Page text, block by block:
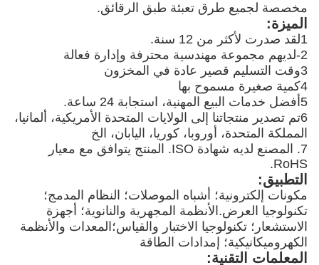
مخصصة لجميع طرق تعبئة طبق الرقائق.
الميزة:
1لقد صدرت لأكثر من 12 سنة.
2-لديهم مجموعة مهندسية محترفة وإدارة فعالة
3وقت التسليم قصير عادة في المخزون
4كمية صغيرة مسموح بها
5أفضل خدمات البيع المهنية، استجابة 24 ساعة.
6تم تصدير منتجاتنا إلى الولايات المتحدة الأمريكية، ألمانيا،
المملكة المتحدة، أوروبا، كوريا، اليابان، الخ
7. المصنع لديه شهادة ISO. المنتج يتوافق مع معيار
RoHS.
التطبيق:
مكونات إلكترونية؛ أشباه الموصلات؛ النظام المدمج؛
تكنولوجيا العرض.الأنظمة المجهرية والنانوية؛ أجهزة
الاستشعار؛ تكنولوجيا الاختبار والقياس؛المعدات والأنظمة
الكهروميكانيكية؛ إمدادات الطاقة
المعلمات التقنية: